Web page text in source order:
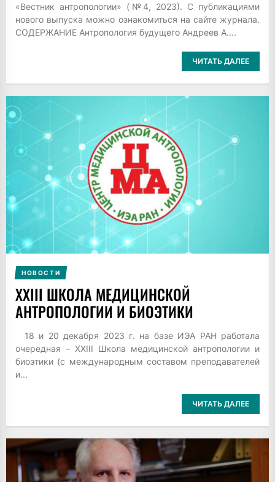
«Вестник антропологии» (№4, 2023). С публикациями
нового выпуска можно ознакомиться на сайте журнала.
СОДЕРЖАНИЕ Антропология будущего Андреев А....
ЧИТАТЬ ДАЛЕЕ
НОВОСТИ
XXIII ШКОЛА МЕДИЦИНСКОЙ
АНТРОПОЛОГИИ И БИОЭТИКИ
18 и 20 декабря 2023 г. на базе ИЭА РАН работала
очередная – XXIII Школа медицинской антропологии и
биоэтики (с международным составом преподавателей
и...
ЧИТАТЬ ДАЛЕЕ